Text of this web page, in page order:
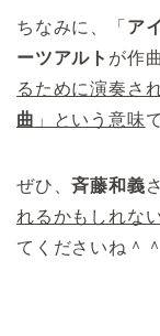
ちなみに、「 ア
ーツアルト が作
るために演奏さ
曲 」という意味
ぜひ、斉藤和義
れるかもしれな
てくださいね＾＾